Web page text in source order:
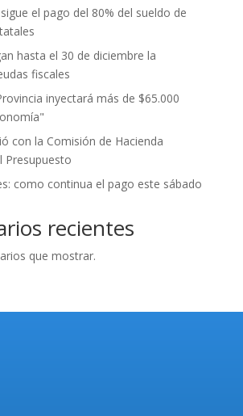
el pago del 80% del sueldo de
hasta el 30 de diciembre la
fiscales
inyectará más de $65.000
con la Comisión de Hacienda
Presupuesto
como continua el pago este sábado
recientes
que mostrar.